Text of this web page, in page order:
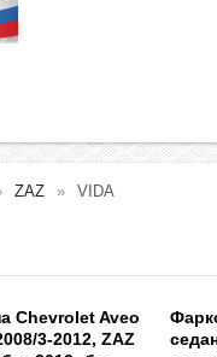
ZAZ VIDA
Chevrolet Aveo
3-2012, ZAZ